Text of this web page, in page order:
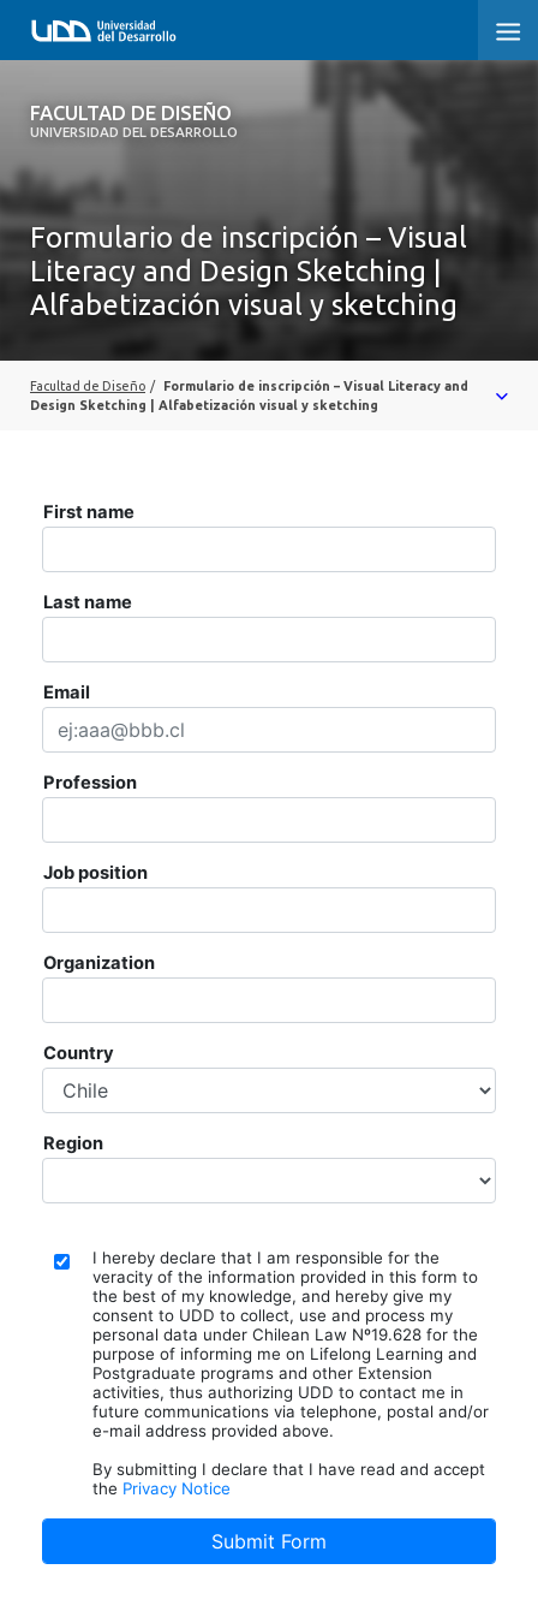
FACULTAD DE DISEÑO
UNIVERSIDAD DEL DESARROLLO
FACULTAD DE DISEÑO
INICIO
SOBRE LA FACULTAD
CARRERAS
INVESTIGACIÓN
Formulario de inscripción – Visual
Literacy and Design Sketching |
Alfabetización visual y sketching
Facultad de Diseño /
Formulario de inscripción – Visual Literacy and
Design Sketching | Alfabetización visual y sketching